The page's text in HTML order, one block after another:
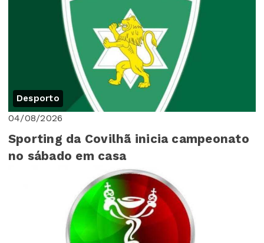
Desporto
04/08/2026
Sporting da Covilhã inicia campeonato
no sábado em casa